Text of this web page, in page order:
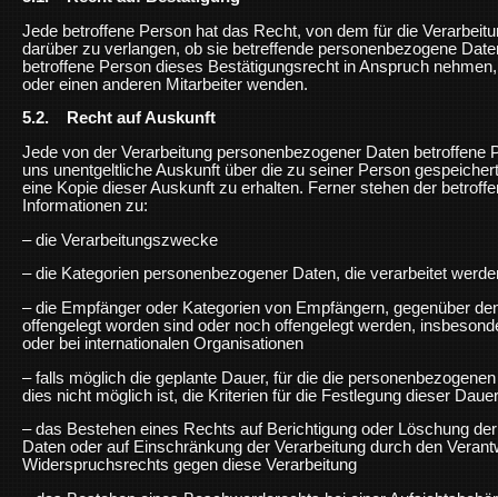
Jede betroffene Person hat das Recht, von dem für die
darüber zu verlangen, ob sie betreffende personenbezogene
betroffene Person dieses Bestätigungsrecht in Anspruch
oder einen anderen Mitarbeiter wenden.
5.2. Recht auf Auskunft
Jede von der Verarbeitung personenbezogener Daten betroffene
uns unentgeltliche Auskunft über die zu seiner Person
eine Kopie dieser Auskunft zu erhalten. Ferner stehen der
Informationen zu:
– die Verarbeitungszwecke
– die Kategorien personenbezogener Daten, die verarbeitet
– die Empfänger oder Kategorien von Empfängern, gegenüber
offengelegt worden sind oder noch offengelegt werden,
oder bei internationalen Organisationen
– falls möglich die geplante Dauer, für die die
dies nicht möglich ist, die Kriterien für die Festlegung dieser Dauer
– das Bestehen eines Rechts auf Berichtigung oder Löschung
Daten oder auf Einschränkung der Verarbeitung durch den
Widerspruchsrechts gegen diese Verarbeitung